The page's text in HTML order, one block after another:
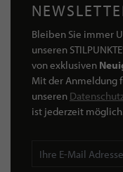
Bleiben Sie immer
unseren
von exklusiven
Mit der Anmeldung
unseren
ist jederzeit